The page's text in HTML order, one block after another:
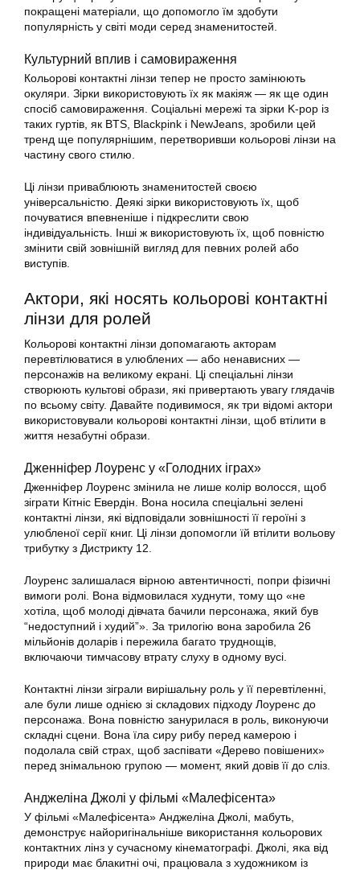
покращені матеріали, що допомогло їм здобути
популярність у світі моди серед знаменитостей.
Культурний вплив і самовираження
Кольорові контактні лінзи тепер не просто замінюють
окуляри. Зірки використовують їх як макіяж — як ще один
спосіб самовираження. Соціальні мережі та зірки K-pop із
таких гуртів, як BTS, Blackpink і NewJeans, зробили цей
тренд ще популярнішим, перетворивши кольорові лінзи на
частину свого стилю.
Ці лінзи приваблюють знаменитостей своєю
універсальністю. Деякі зірки використовують їх, щоб
почуватися впевненіше і підкреслити свою
індивідуальність. Інші ж використовують їх, щоб повністю
змінити свій зовнішній вигляд для певних ролей або
виступів.
Актори, які носять кольорові контактні
лінзи для ролей
Кольорові контактні лінзи допомагають акторам
перевтілюватися в улюблених — або ненависних —
персонажів на великому екрані. Ці спеціальні лінзи
створюють культові образи, які привертають увагу глядачів
по всьому світу. Давайте подивимося, як три відомі актори
використовували кольорові контактні лінзи, щоб втілити в
життя незабутні образи.
Дженніфер Лоуренс у «Голодних іграх»
Дженніфер Лоуренс змінила не лише колір волосся, щоб
зіграти Кітніс Евердін. Вона носила спеціальні зелені
контактні лінзи, які відповідали зовнішності її героїні з
улюбленої серії книг. Ці лінзи допомогли їй втілити вольову
трибутку з Дистрикту 12.
Лоуренс залишалася вірною автентичності, попри фізичні
вимоги ролі. Вона відмовилася худнути, тому що «не
хотіла, щоб молоді дівчата бачили персонажа, який був
“недоступний і худий”». За трилогію вона заробила 26
мільйонів доларів і пережила багато труднощів,
включаючи тимчасову втрату слуху в одному вусі.
Контактні лінзи зіграли вирішальну роль у її перевтіленні,
але були лише однією зі складових підходу Лоуренс до
персонажа. Вона повністю занурилася в роль, виконуючи
складні сцени. Вона їла сиру рибу перед камерою і
подолала свій страх, щоб заспівати «Дерево повішених»
перед знімальною групою — момент, який довів її до сліз.
Анджеліна Джолі у фільмі «Малефісента»
У фільмі «Малефісента» Анджеліна Джолі, мабуть,
демонструє найоригінальніше використання кольорових
контактних лінз у сучасному кінематографі. Джолі, яка від
природи має блакитні очі, працювала з художником із